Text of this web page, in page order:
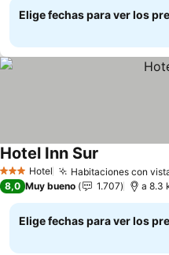
Elige fechas para ver los
3 Estrellas
Hotel Habitaciones con
Hotel Inn Sur
8,0 Muy bueno 1.707 a 8.3
Elige fechas para ver los